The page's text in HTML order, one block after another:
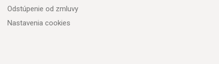
Odstúpenie od zmluvy
Nastavenia cookies